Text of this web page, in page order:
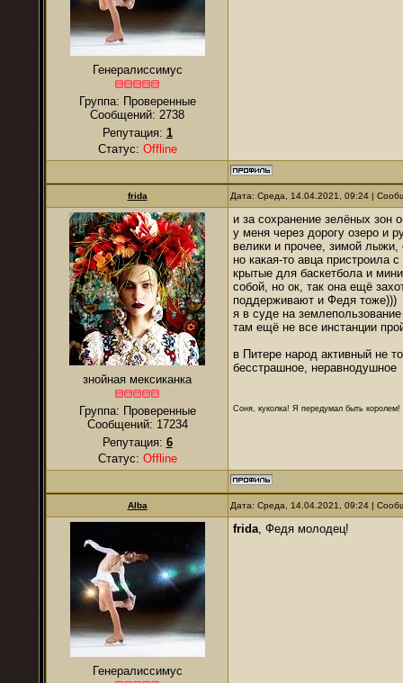
Генералиссимус
Группа: Проверенные
Сообщений: 2738
Репутация: 1
Статус: Offline
frida Дата: Среда, 14.04.2021, 09:24 |
знойная мексиканка
Группа: Проверенные
Сообщений: 17234
Репутация: 6
Статус: Offline
и за сохранение зелёных зон
у меня через дорогу озеро и
велики и прочее, зимой
но какая-то авца пристроила
крытые для баскетбола и
собой, но ок, так она ещё
поддерживают и Федя тоже)))
я в суде на
там ещё не все инстанции
в Питере народ активный не
бесстрашное, неравнодушное
Соня, куколка! Я передумал быть
Alba Дата: Среда, 14.04.2021, 09:24 |
Генералиссимус
frida, Федя молодец!